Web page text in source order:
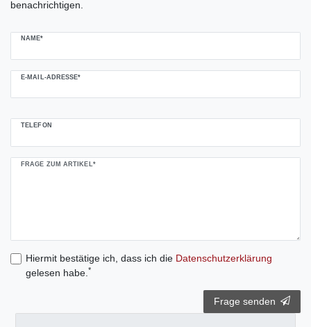
benachrichtigen.
NAME*
E-MAIL-ADRESSE*
TELEFON
FRAGE ZUM ARTIKEL*
Hiermit bestätige ich, dass ich die Daten­schutz­erklärung
gelesen habe. *
Frage senden